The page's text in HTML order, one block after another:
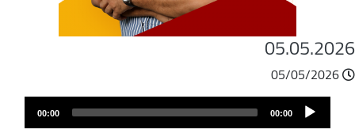
05/05/2026
ملفAudio
Player
00:00
00:00